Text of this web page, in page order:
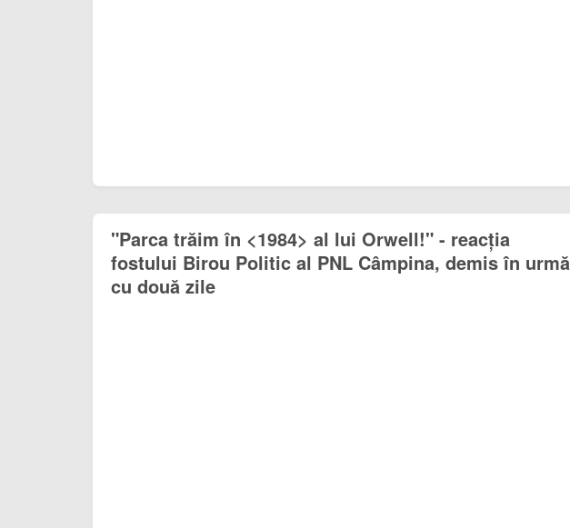
"Parca trăim în <1984> al lui Orwell!" - reacția
fostului Birou Politic al PNL Câmpina, demis în urmă
cu două zile